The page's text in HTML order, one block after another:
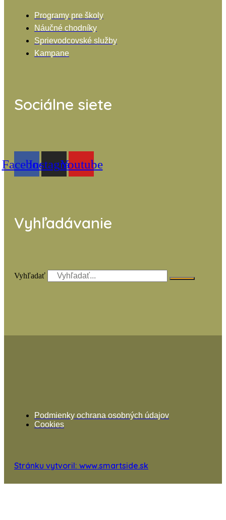
Programy pre školy
Náučné chodníky
Sprievodcovské služby
Kampane
Sociálne siete
FacebookInstagramYoutube
Vyhľadávanie
Vyhľadať
Podmienky ochrana osobných údajov
Cookies
Stránku vytvoril: www.smartside.sk